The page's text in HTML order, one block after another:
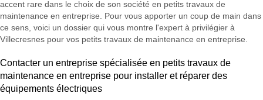
accent rare dans le choix de son société en petits travaux de
maintenance en entreprise. Pour vous apporter un coup de main dans
ce sens, voici un dossier qui vous montre l'expert à privilégier à
Villecresnes pour vos petits travaux de maintenance en entreprise.
Contacter un entreprise spécialisée en petits travaux de
maintenance en entreprise pour installer et réparer des
équipements électriques